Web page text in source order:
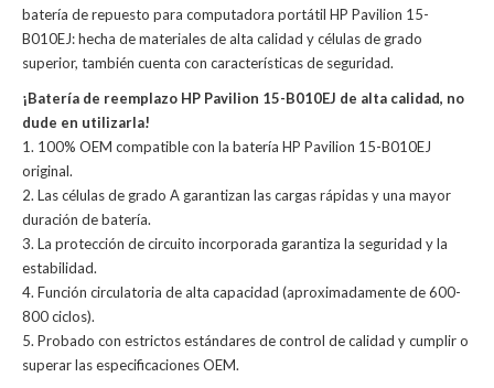
batería de repuesto para computadora portátil HP Pavilion 15-
B010EJ: hecha de materiales de alta calidad y células de grado
superior, también cuenta con características de seguridad.
¡Batería de reemplazo HP Pavilion 15-B010EJ de alta calidad, no
dude en utilizarla!
1. 100% OEM compatible con la batería HP Pavilion 15-B010EJ
original.
2. Las células de grado A garantizan las cargas rápidas y una mayor
duración de batería.
3. La protección de circuito incorporada garantiza la seguridad y la
estabilidad.
4. Función circulatoria de alta capacidad (aproximadamente de 600-
800 ciclos).
5. Probado con estrictos estándares de control de calidad y cumplir o
superar las especificaciones OEM.